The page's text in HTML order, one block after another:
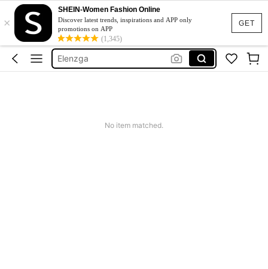
GET
×
SHEIN-Women Fashion Online
Discover latest trends, inspirations and APP only
promotions on APP
(1,345)
เดรสขาว
เสื้ออชายหาดผู้หญิง
Elenzga
No item matched.